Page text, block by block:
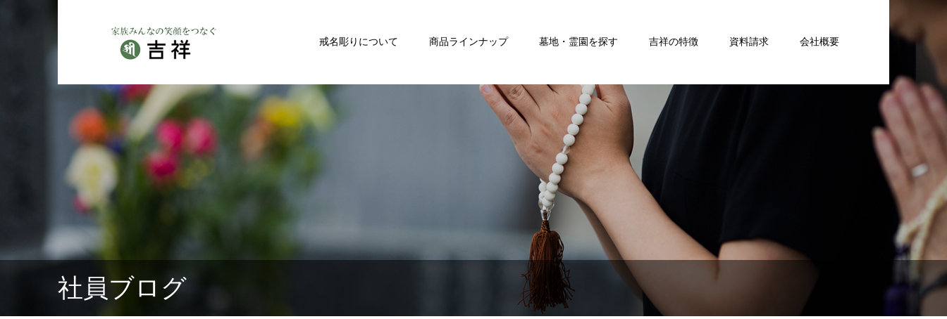
戒名彫りについて 商品ラインナップ 墓地・霊園を探す 吉祥の特徴 資料請求 会社概要
社員ブログ